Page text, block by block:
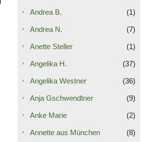
Andrea B. (1)
Andrea N. (7)
Anette Steller (1)
Angelika H. (37)
Angelika Westner (36)
Anja Gschwendtner (9)
Anke Marie (2)
Annette aus München (8)